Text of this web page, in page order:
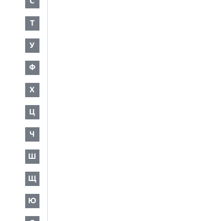
Т
У
Ф
Х
Ц
Ч
Ш
Щ
Ю